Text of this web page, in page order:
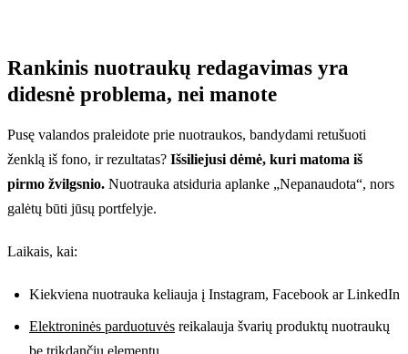
Prieš
Rankinis nuotraukų redagavimas yra
didesnė problema, nei manote
Pusę valandos praleidote prie nuotraukos, bandydami retušuoti
ženklą iš fono, ir rezultatas? Išsiliejusi dėmė, kuri matoma iš
pirmo žvilgsnio. Nuotrauka atsiduria aplanke „Nepanaudota“, nors
galėtų būti jūsų portfelyje.
Laikais, kai:
Kiekviena nuotrauka keliauja į Instagram, Facebook ar LinkedIn
Elektroninės parduotuvės reikalauja švarių produktų nuotraukų